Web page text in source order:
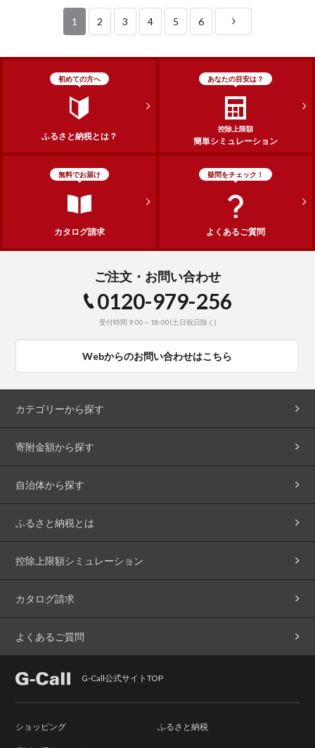
1 2 3 4 5 6
初めての方へ
ふるさと納税とは？
あなたの目安は？
控除上限額
簡単シミュレーション
無料でお届け
カタログ請求
疑問をチェック！
よくあるご質問
ご注文・お問い合わせ
0120-979-256
受付時間 9:00～18:00(土日祝日除く)
Webからのお問い合わせはこちら
カテゴリーから探す
寄附金額から探す
自治体から探す
ふるさと納税とは
控除上限額シミュレーション
カタログ請求
よくあるご質問
G-Call公式サイトTOP
ショッピング ふるさと納税